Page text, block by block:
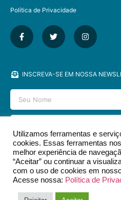
Política de Privacidade
INSCREVA-SE EM NOSSA
Utilizamos ferramentas e
cookies. Essas ferramentas
melhor experiência de
“Aceitar” ou continuar a
com o uso de cookies em
Acesse nossa: Política de